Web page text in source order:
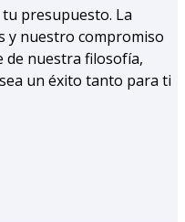
presupuesto. La
y nuestro compromiso
de nuestra filosofía,
un éxito tanto para ti